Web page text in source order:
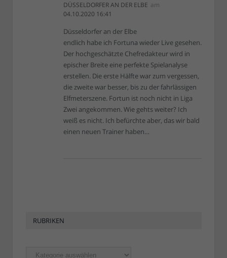
DÜSSELDORFER AN DER ELBE am
04.10.2020 16:41
Düsseldorfer an der Elbe
endlich habe ich Fortuna wieder Live gesehen.
Der hochgeschätzte Chefredakteur wird in
epischer Breite eine perfekte Spielanalyse
erstellen. Die erste Hälfte war zum vergessen,
die zweite war besser, bis zu der fahrlässigen
Elfmeterszene. Fortun ist noch nicht in Liga
Zwei angekommen. Wie gehts weiter? Ich
weiß es nicht. Ich befürchte aber, das wir bald
einen neuen Trainer haben…
RUBRIKEN
Rubriken